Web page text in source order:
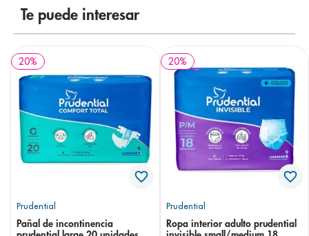
Te puede interesar
20%
Prudential
Pañal de incontinencia
20%
Prudential
Ropa interior adulto prudential
panolini
9. pediasure
10.